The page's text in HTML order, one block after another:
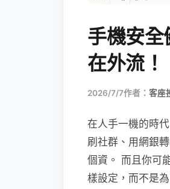
手機安全
在外流！
2026/7/7作者： 客座
在人手一機的時
刷社群、用網銀
個資。 而且你可
樣設定，而不是